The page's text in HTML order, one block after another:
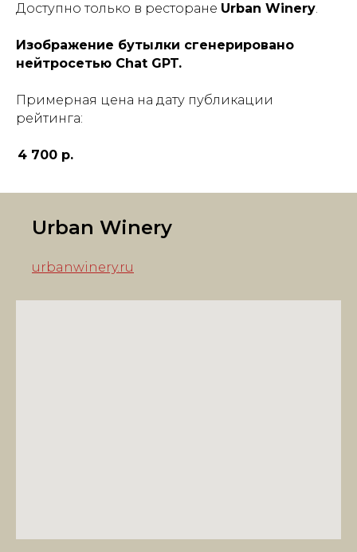
Доступно только в ресторане Urban Winery.
Изображение бутылки сгенерировано
нейтросетью Chat GPT.
Примерная цена на дату публикации
рейтинга:
4 700 р.
Urban Winery
urbanwinery.ru